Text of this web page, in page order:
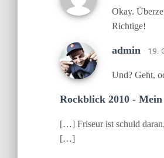
Okay.
Richtige!
admin · 19.
Und? Geht,
Rockblick 2010 -
[…] Friseur ist schuld
[…]